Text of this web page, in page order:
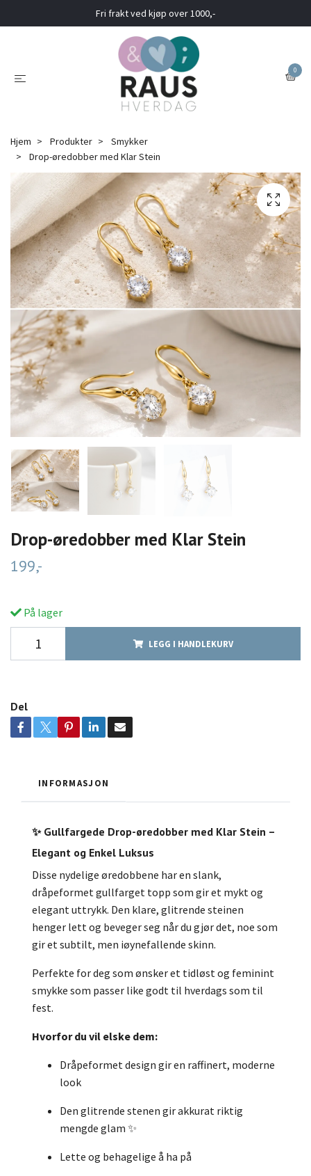
Fri frakt ved kjøp over 1000,-
0
Hjem Produkter
Smykker
Drop-øredobber med Klar Stein
Drop-øredobber med Klar Stein
199,-
På lager
LEGG I HANDLEKURV
Del
INFORMASJON
✨ Gullfargede Drop-øredobber med Klar Stein –
Elegant og Enkel Luksus
Disse nydelige øredobbene har en slank,
dråpeformet gullfarget topp som gir et mykt og
elegant uttrykk. Den klare, glitrende steinen
henger lett og beveger seg når du gjør det, noe som
gir et subtilt, men iøynefallende skinn.
Perfekte for deg som ønsker et tidløst og feminint
smykke som passer like godt til hverdags som til
fest.
Hvorfor du vil elske dem:
Dråpeformet design gir en raffinert, moderne
look
Den glitrende stenen gir akkurat riktig
mengde glam ✨
Lette og behagelige å ha på